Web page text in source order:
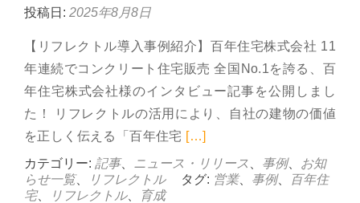
投稿日: 2025年8月8日
【リフレクトル導入事例紹介】百年住宅株式会社 11
年連続でコンクリート住宅販売 全国No.1を誇る、百
年住宅株式会社様のインタビュー記事を公開しまし
た！ リフレクトルの活用により、自社の建物の価値
を正しく伝える「百年住宅 Read more about 百年住宅
[…]
カテゴリー: 記事、 ニュース・リリース 事例、
お知
らせ一覧、 リフレクトル タグ: 営業、 事例、
百年住
宅、 リフレクトル、 育成